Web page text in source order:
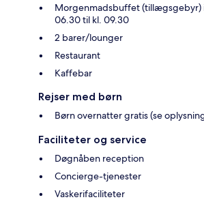
Morgenmadsbuffet (tillægsgebyr)
06.30 til kl. 09.30
2 barer/lounger
Restaurant
Kaffebar
Rejser med børn
Børn overnatter gratis (se
Faciliteter og service
Døgnåben reception
Concierge-tjenester
Vaskerifaciliteter